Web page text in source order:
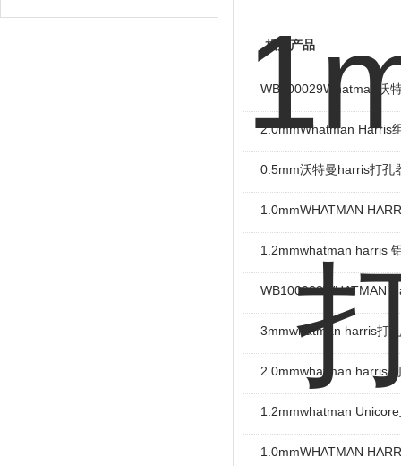
设备
相关产品
WB100029Whatman沃
2.0mmWhatman Harris
0.5mm沃特曼harris打孔
1.0mmWHATMAN
1.2mmwhatman harris
WB100028WHATMAN
3mmwhatman harris打
2.0mmwhatman harris
1.2mmwhatman
1.0mmWHATMAN